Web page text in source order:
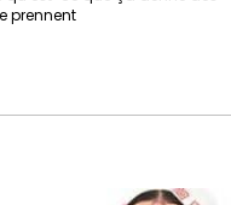
prennent